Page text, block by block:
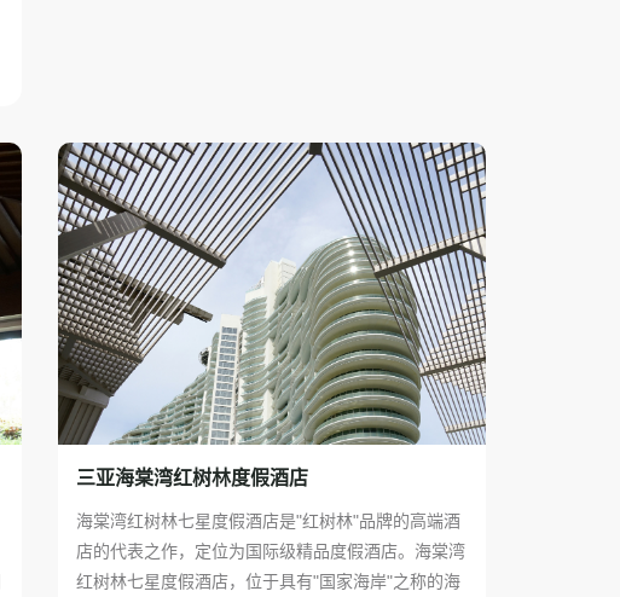
三亚海棠湾红树林度假酒店
海棠湾红树林七星度假酒店是"红树林"品牌的高端酒
店的代表之作，定位为国际级精品度假酒店。海棠湾
红树林七星度假酒店，位于具有"国家海岸"之称的海